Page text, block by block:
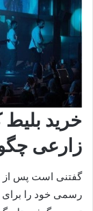
خرید
زارعی
رسمی خود را برای